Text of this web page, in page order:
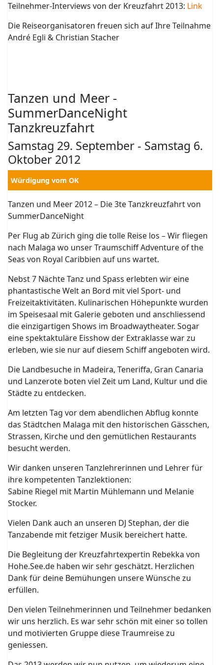
Teilnehmer-Interviews von der Kreuzfahrt 2013: Link
Die Reiseorganisatoren freuen sich auf Ihre Teilnahme
André Egli & Christian Stacher
Tanzen und Meer -
SummerDanceNight
Tanzkreuzfahrt
Samstag 29. September - Samstag 6.
Oktober 2012
Würdigung vom OK
Tanzen und Meer 2012 – Die 3te Tanzkreuzfahrt von
SummerDanceNight
Per Flug ab Zürich ging die tolle Reise los – Wir fliegen
nach Malaga wo unser Traumschiff Adventure of the
Seas von Royal Caribbien auf uns wartet.
Nebst 7 Nächte Tanz und Spass erlebten wir eine
phantastische Welt an Bord mit viel Sport- und
Freizeitaktivitäten. Kulinarischen Höhepunkte wurden
im Speisesaal mit Galerie geboten und anschliessend
die einzigartigen Shows im Broadwaytheater. Sogar
eine spektaktuläre Eisshow der Extraklasse war zu
erleben, wie sie nur auf diesem Schiff angeboten wird.
Die Landbesuche in Madeira, Teneriffa, Gran Canaria
und Lanzerote boten viel Zeit um Land, Kultur und die
Städte zu entdecken.
Am letzten Tag vor dem abendlichen Abflug konnte
das Städtchen Malaga mit den historischen Gässchen,
Strassen, Kirche und den gemütlichen Restaurants
besucht werden.
Wir danken unseren Tanzlehrerinnen und Lehrer für
ihre kompetenten Tanzlektionen:
Sabine Riegel mit Martin Mühlemann und Melanie
Stocker.
Vielen Dank auch an unseren DJ Stephan, der die
Tanzabende mit fetziger Musik bereichert hatte.
Die Begleitung der Kreuzfahrtexpertin Rebekka von
Hohe.See.de haben wir sehr geschätzt. Herzlichen
Dank für deine Bemühungen unsere Wünsche zu
erfüllen.
Den vielen Teilnehmerinnen und Teilnehmer bedanken
wir uns herzlich. Es war sehr schön mit einer so tollen
und motivierten Gruppe diese Traumreise zu
geniessen.